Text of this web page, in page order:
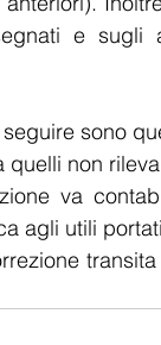
e sugli
sono
quelli non
va
agli utili